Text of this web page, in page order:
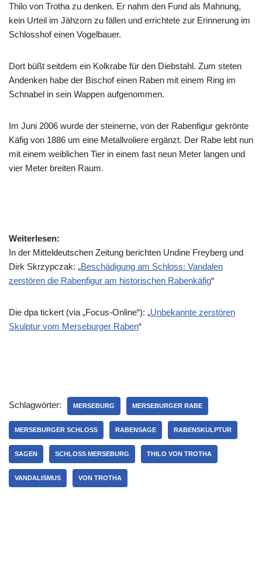
Thilo von Trotha zu denken. Er nahm den Fund als Mahnung,
kein Urteil im Jähzorn zu fällen und errichtete zur Erinnerung im
Schlosshof einen Vogelbauer.
Dort büßt seitdem ein Kolkrabe für den Diebstahl. Zum steten
Andenken habe der Bischof einen Raben mit einem Ring im
Schnabel in sein Wappen aufgenommen.
Im Juni 2006 wurde der steinerne, von der Rabenfigur gekrönte
Käfig von 1886 um eine Metallvoliere ergänzt. Der Rabe lebt nun
mit einem weiblichen Tier in einem fast neun Meter langen und
vier Meter breiten Raum.
Weiterlesen:
In der Mitteldeutschen Zeitung berichten Undine Freyberg und
Dirk Skrzypczak: „Beschädigung am Schloss: Vandalen
zerstören die Rabenfigur am historischen Rabenkäfig“
Die dpa tickert (via „Focus-Online“): „Unbekannte zerstören
Skulptur vom Merseburger Raben“
Schlagwörter: MERSEBURG MERSEBURGER RABE
MERSEBURGER SCHLOSS RABENSAGE RABENSKULPTUR
SAGEN SCHLOSS MERSEBURG THILO VON TROTHA
VANDALISMUS VON TROTHA